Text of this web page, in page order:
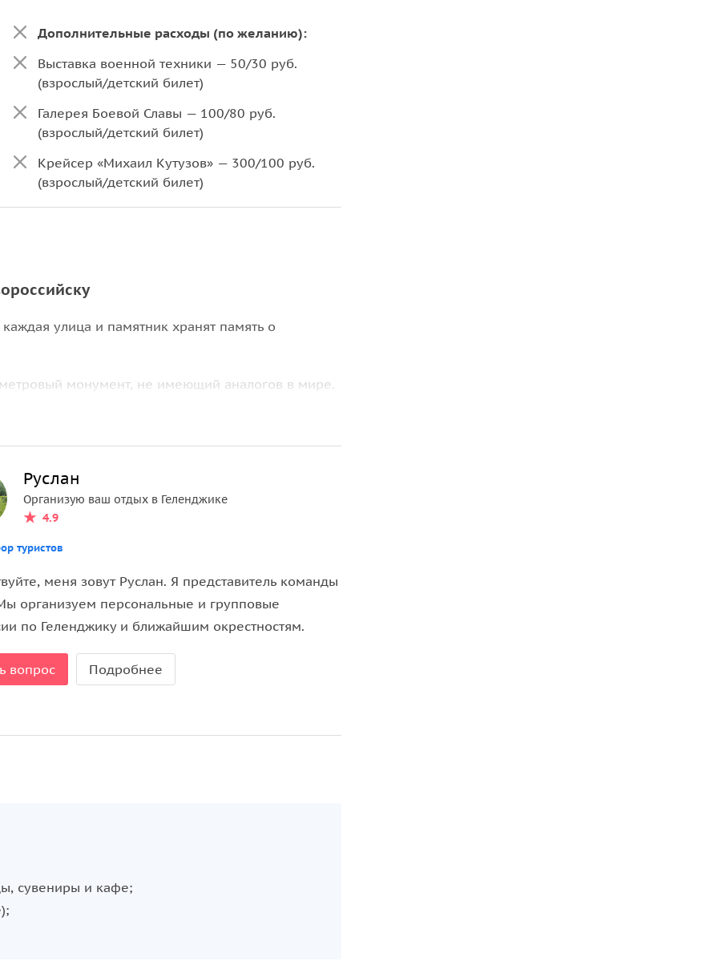
Дополнительные расходы (по желанию):
Выставка военной техники — 50/30 руб.
(взрослый/детский билет)
Галерея Боевой Славы — 100/80 руб.
(взрослый/детский билет)
Крейсер «Михаил Кутузов» — 300/100 руб.
(взрослый/детский билет)
улица и памятник хранят память о
монумент, не имеющий аналогов в мире.
рассказывающий о подвиге морских
архитектура, уцелевшая в военные
дух старого Новороссийска;
горами Маркотхского хребта. Контраст
захватывающие панорамы;
музей (210 м в длину), единственный
советских крейсеров. Вы узнаете о жизни
красоту и промышленную мощь.
Руслан
Организую ваш отдых в Геленджике
4.9
туристов
меня зовут Руслан. Я представитель команды
организуем персональные и групповые
по Геленджику и ближайшим окрестностям.
вопрос Подробнее
сувениры и кафе;